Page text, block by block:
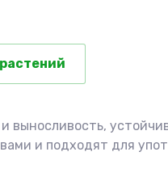
выносливость,
и подходят для